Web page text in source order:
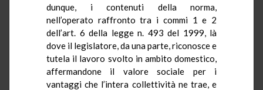
dunque, i contenuti della norma,
nell’operato raffronto tra i commi 1 e 2
dell’art. 6 della legge n. 493 del 1999, là
dove il legislatore, da una parte, riconosce e
tutela il lavoro svolto in ambito domestico,
affermandone il valore sociale per i
vantaggi che l’intera collettività ne trae, e